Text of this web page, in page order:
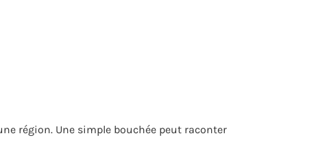
région. Une simple bouchée peut raconter